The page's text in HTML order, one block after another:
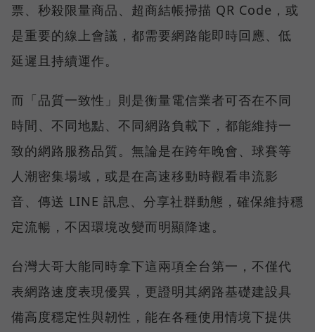
票、秒殺限量商品、超商結帳掃描 QR Code，或
是重要的線上會議，都需要網路能即時回應、低
延遲且持續運作。
而「品質一致性」則是衡量電信業者可否在不同
時間、不同地點、不同網路負載下，都能維持一
致的網路服務品質。無論是在跨年晚會、球賽等
人潮密集場域，或是在高速移動時觀看串流影
音、傳送 LINE 訊息、分享社群動態，確保維持穩
定流暢，不因環境改變而明顯降速。
台灣大哥大能同時拿下這兩項全台第一，不僅代
表網路速度表現優異，更證明其網路基礎建設具
備高度穩定性與韌性，能在各種使用情境下提供